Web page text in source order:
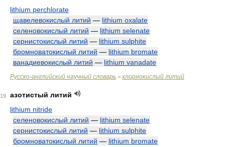
lithium perchlorate
щавелевокислый литий — lithium oxalate
селеновокислый литий — lithium selenate
сернистокислый литий — lithium sulphite
бромноватокислый литий — lithium bromate
ванадиевокислый литий — lithium vanadate
Русско-английский научный словарь > хлорнокислый литий
19
азотистый литий
lithium nitride
селеновокислый литий — lithium selenate
сернистокислый литий — lithium sulphite
бромноватокислый литий — lithium bromate